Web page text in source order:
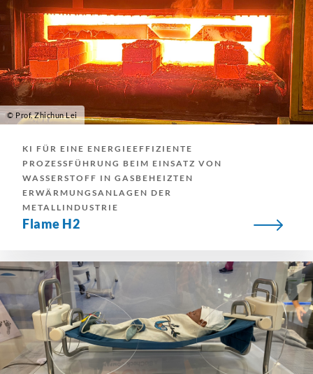
© Prof. Zhichun Lei
KI FÜR EINE ENERGIEEFFIZIENTE
PROZESSFÜHRUNG BEIM EINSATZ VON
WASSERSTOFF IN GASBEHEIZTEN
ERWÄRMUNGSANLAGEN DER
METALLINDUSTRIE
Flame H2